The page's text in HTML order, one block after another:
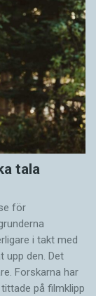
tala
för
i takt med
upp den. Det
Forskarna har
på filmklipp